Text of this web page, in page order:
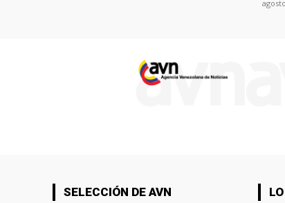
SELECCIÓN DE AVN